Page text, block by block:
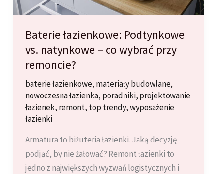
atmosfera
w
REMONT
Tomasz
Łuczak
Baterie łazienkowe: Podtynkowe
vs. natynkowe – co wybrać przy
remoncie?
baterie łazienkowe, materiały budowlane,
nowoczesna łazienka, poradniki, projektowanie
łazienek, remont, top trendy,wyposażenie
łazienki
Armatura to biżuteria łazienki. Jaką decyzję
podjąć, by nie żałować? Remont łazienki to
jedno z największych wyzwań logistycznych i